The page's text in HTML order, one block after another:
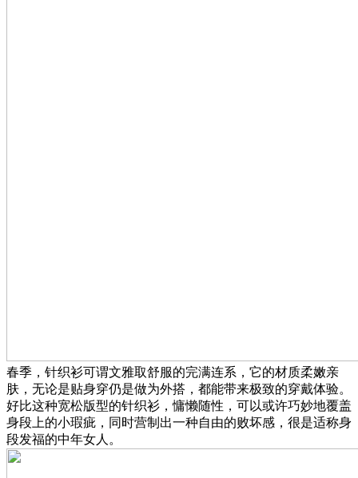
春季，针织衫可谓文雅取舒服的完满连系，它的材质柔嫩亲
肤，无论是贴身穿仍是做为外搭，都能带来极致的穿戴体验。
好比这种宽松版型的针织衫，慵懒随性，可以或许巧妙地覆盖
身段上的小瑕疵，同时营制出一种自由的败坏感，很是适称身
段发福的中年女人。